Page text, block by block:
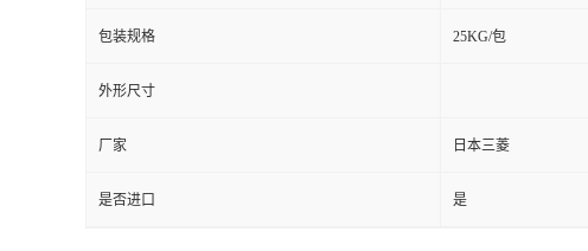
包装规格 25KG/包
外形尺寸
厂家 日本三菱
是否进口 是